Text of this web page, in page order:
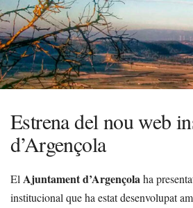
Estrena del nou web
d’Argençola
El Ajuntament d’Argençolaha
institucional que ha estat desenvolupat